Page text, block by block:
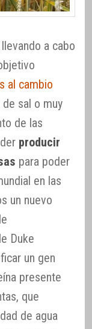
a cabo
al cambio
sal o muy
de las
producir
para poder
en las
un nuevo
Duke
un gen
presente
que
de agua